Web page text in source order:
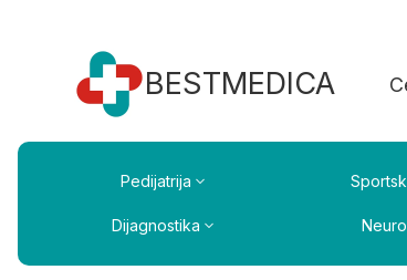
BESTMEDICA
Pedijatrija
Dijagnostika